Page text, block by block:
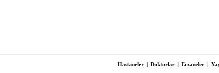
Hastaneler | Doktorlar | Eczaneler |